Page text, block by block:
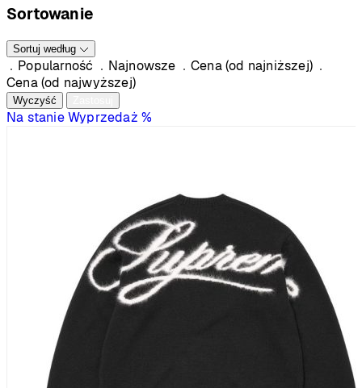
Sortowanie
Sortuj według
Popularność Najnowsze
Cena (od najniższej)
Cena (od najwyższej)
Wyczyść
Na stanieWyprzedaż